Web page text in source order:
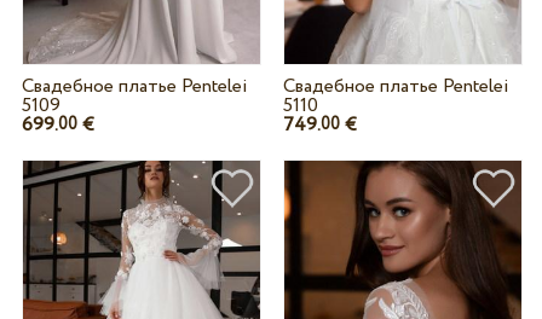
Свадебное платье Pentelei
5109
699.00€
Свадебное платье Pentelei
5110
749.00 €